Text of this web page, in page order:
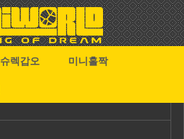
슈렉갑오
미니홀짝